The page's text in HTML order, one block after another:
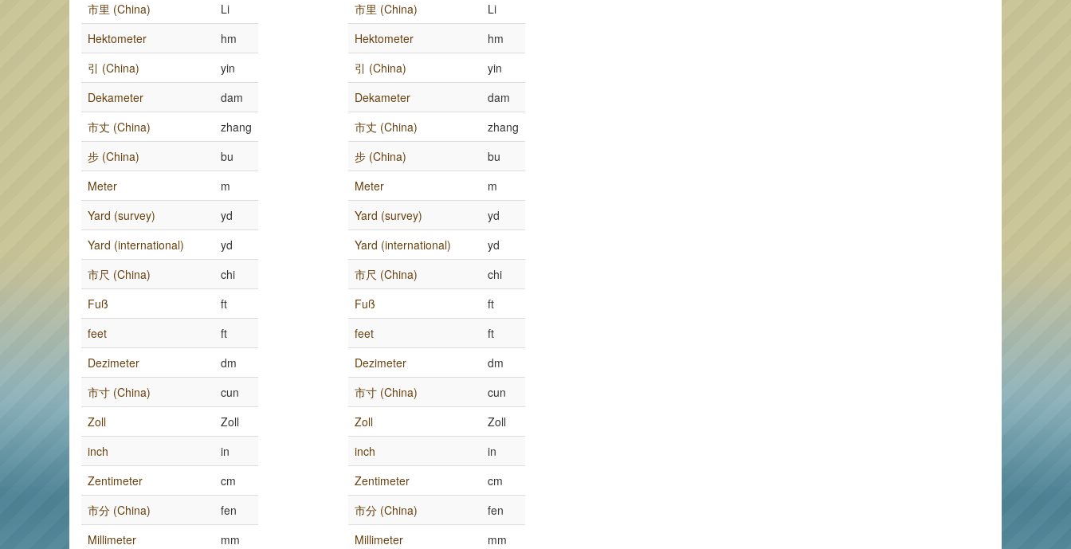
市里 (China)
Li
Hektometer
hm
引 (China)
yin
Dekameter
dam
市丈 (China)
zhang
步 (China)
bu
Meter
m
Yard (survey)
yd
Yard (international)
yd
市尺 (China)
chi
Fuß
ft
feet
ft
Dezimeter
dm
市寸 (China)
cun
Zoll
Zoll
inch
in
Zentimeter
cm
市分 (China)
fen
Millimeter
mm
市里 (China)
Li
Hektometer
hm
引 (China)
yin
Dekameter
dam
市丈 (China)
zhang
步 (China)
bu
Meter
m
Yard (survey)
yd
Yard (international)
yd
市尺 (China)
chi
Fuß
ft
feet
ft
Dezimeter
dm
市寸 (China)
cun
Zoll
Zoll
inch
in
Zentimeter
cm
市分 (China)
fen
Millimeter
mm